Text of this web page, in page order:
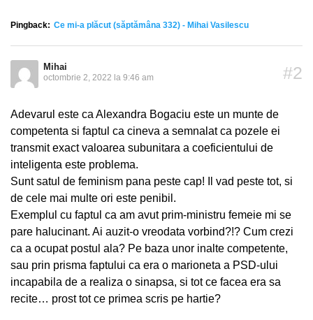
Pingback: Ce mi-a plăcut (săptămâna 332) - Mihai Vasilescu
#2
Mihai
octombrie 2, 2022 la 9:46 am
Adevarul este ca Alexandra Bogaciu este un munte de
competenta si faptul ca cineva a semnalat ca pozele ei
transmit exact valoarea subunitara a coeficientului de
inteligenta este problema.
Sunt satul de feminism pana peste cap! Il vad peste tot, si
de cele mai multe ori este penibil.
Exemplul cu faptul ca am avut prim-ministru femeie mi se
pare halucinant. Ai auzit-o vreodata vorbind?!? Cum crezi
ca a ocupat postul ala? Pe baza unor inalte competente,
sau prin prisma faptului ca era o marioneta a PSD-ului
incapabila de a realiza o sinapsa, si tot ce facea era sa
recite… prost tot ce primea scris pe hartie?